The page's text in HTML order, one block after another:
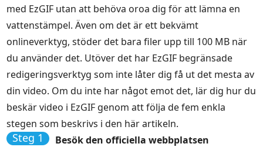
med EzGIF utan att behöva oroa dig för att lämna en
vattenstämpel. Även om det är ett bekvämt
onlineverktyg, stöder det bara filer upp till 100 MB när
du använder det. Utöver det har EzGIF begränsade
redigeringsverktyg som inte låter dig få ut det mesta av
din video. Om du inte har något emot det, lär dig hur du
beskär video i EzGIF genom att följa de fem enkla
stegen som beskrivs i den här artikeln.
Steg 1
Besök den officiella webbplatsen